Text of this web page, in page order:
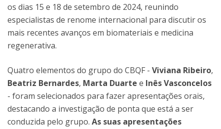
os dias 15 e 18 de setembro de 2024, reunindo
especialistas de renome internacional para discutir os
mais recentes avanços em biomateriais e medicina
regenerativa.
Quatro elementos do grupo do CBQF - Viviana Ribeiro,
Beatriz Bernardes, Marta Duarte e Inês Vasconcelos
- foram selecionados para fazer apresentações orais,
destacando a investigação de ponta que está a ser
conduzida pelo grupo. As suas apresentações